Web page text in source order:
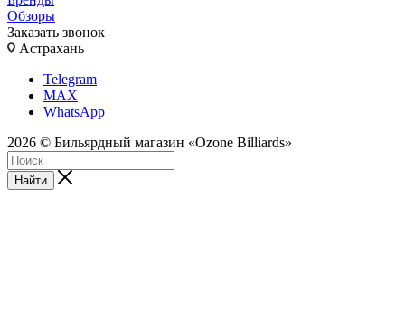
Обзоры
Заказать звонок
Астрахань
Telegram
MAX
WhatsApp
2026 © Бильярдный магазин «Ozone Billiards»
Найти